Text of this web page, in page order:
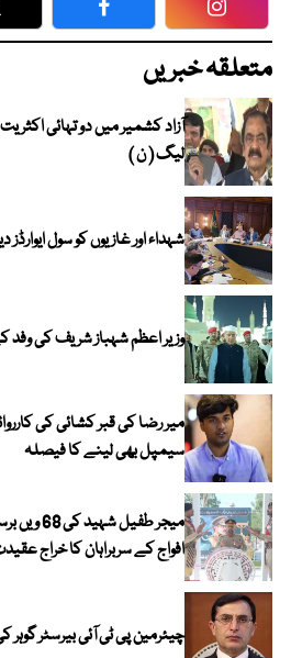
Facebook
متعلقہ خبریں
آزاد کشمیر میں دو تہائی
لیگ ( ن )
شہداء اور غازیوں کو سول
وزیر اعظم شہباز شریف کی
میر رضا کی قبر کشائی کی
سیمپل بھی لینے کا فیصلہ
میجر طفیل
افواج کے سربراہان کا خراج
چیئرمین پی ٹی آئی بیرسٹر گوہر